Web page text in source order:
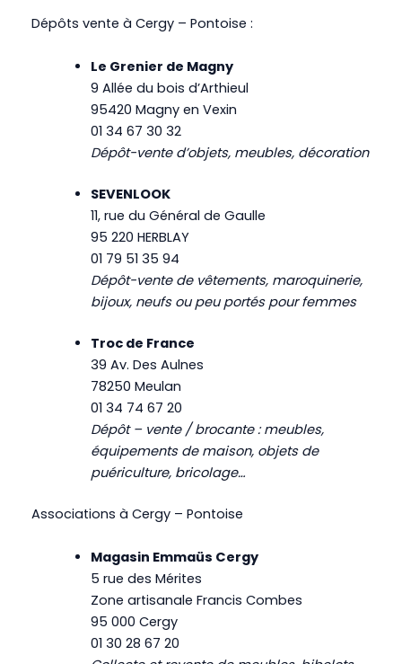
Dépôts vente à Cergy – Pontoise :
Le Grenier de Magny
9 Allée du bois d’Arthieul
95420 Magny en Vexin
01 34 67 30 32
Dépôt-vente d’objets, meubles, décoration
SEVENLOOK
11, rue du Général de Gaulle
95 220 HERBLAY
01 79 51 35 94
Dépôt-vente de vêtements, maroquinerie,
bijoux, neufs ou peu portés pour femmes
Troc de France
39 Av. Des Aulnes
78250 Meulan
01 34 74 67 20
Dépôt – vente / brocante : meubles,
équipements de maison, objets de
puériculture, bricolage…
Associations à Cergy – Pontoise
Magasin Emmaüs Cergy
5 rue des Mérites
Zone artisanale Francis Combes
95 000 Cergy
01 30 28 67 20